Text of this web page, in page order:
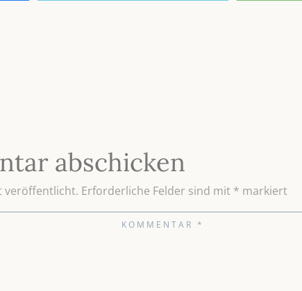
abschicken
veröffentlicht. Erforderliche Felder sind mit * markiert